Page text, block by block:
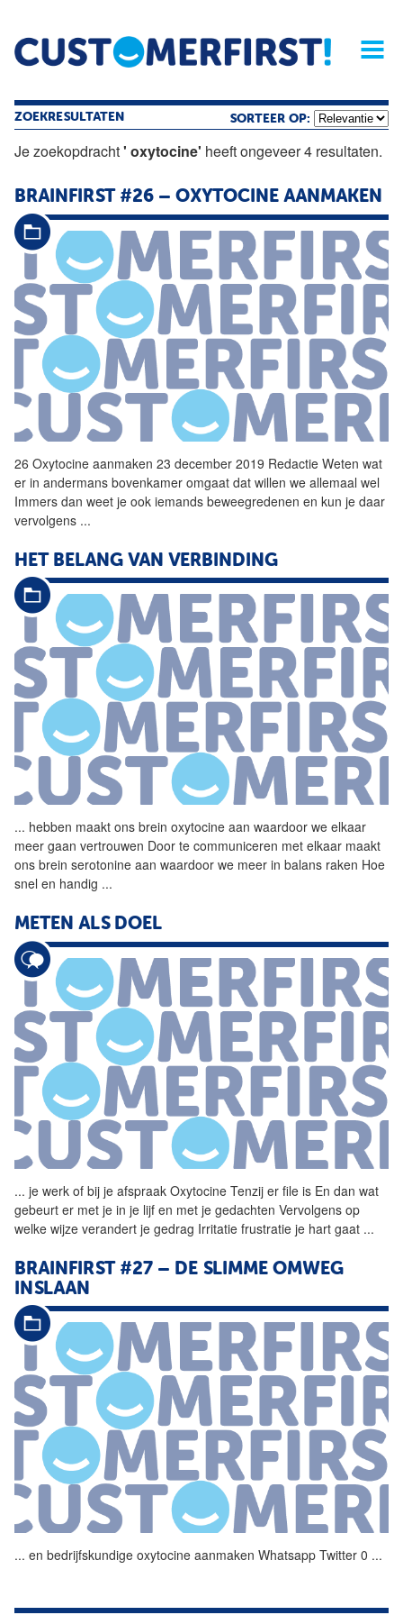
Home Opinie Archief
Magazine
ZOEKRESULTATEN SORTEER OP:
Je zoekopdracht' oxytocine' heeft ongeveer 4 resultaten.
BRAINFIRST #26 – OXYTOCINE AANMAKEN
26 Oxytocine aanmaken 23 december 2019 Redactie Weten wat
er in andermans bovenkamer omgaat dat willen we allemaal wel
Immers dan weet je ook iemands beweegredenen en kun je daar
vervolgens ...
HET BELANG VAN VERBINDING
... hebben maakt ons brein oxytocine aan waardoor we elkaar
meer gaan vertrouwen Door te communiceren met elkaar maakt
ons brein serotonine aan waardoor we meer in balans raken Hoe
snel en handig ...
METEN ALS DOEL
... je werk of bij je afspraak Oxytocine Tenzij er file is En dan wat
gebeurt er met je in je lijf en met je gedachten Vervolgens op
welke wijze verandert je gedrag Irritatie frustratie je hart gaat ...
BRAINFIRST #27 – DE SLIMME OMWEG
INSLAAN
... en bedrijfskundige oxytocine aanmaken Whatsapp Twitter 0 ...